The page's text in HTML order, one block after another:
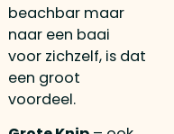
beachbar maar
naar een baai
voor zichzelf, is dat
een groot
voordeel.